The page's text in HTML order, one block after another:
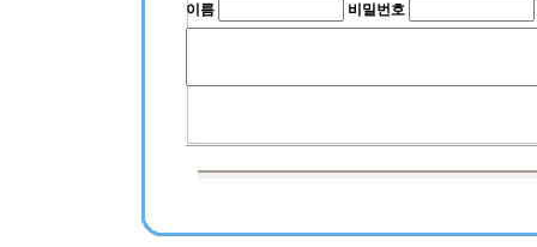
이름
비밀번호